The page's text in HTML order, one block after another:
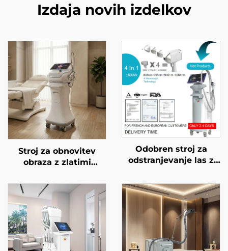
Izdaja novih izdelkov
Stroj za obnovitev
obraza z zlatimi
dvojnimi frekvencami
RF 1/2 MHz
Odobren stroj za
odstranjevanje las z
MDR, MDSAP, 600 W,
1200 W, 1800 W, 3000
W, 4 v 1 z zamenljivimi
glavami, valovne
dolžine 755 nm, 808
nm, 940 nm, 1064 nm